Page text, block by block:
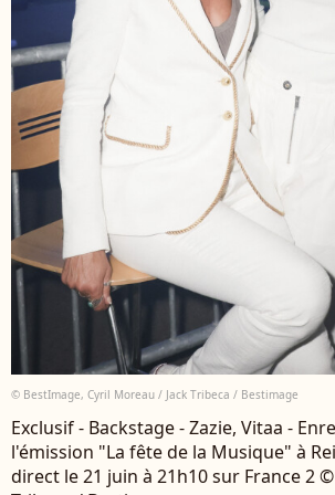
© BestImage, Cyril Moreau / Jack Tribeca / Bestimage
Exclusif - Backstage - Zazie, Vitaa -
l'émission "La fête de la Musique" à
direct le 21 juin à 21h10 sur France 2